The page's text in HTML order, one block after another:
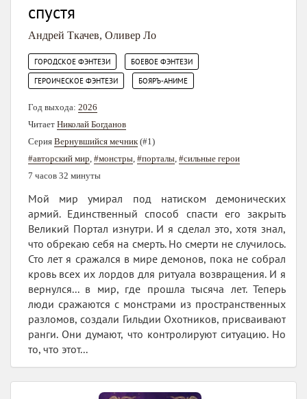
спустя
Андрей Ткачев, Оливер Ло
ГОРОДСКОЕ ФЭНТЕЗИ БОЕВОЕ ФЭНТЕЗИ
ГЕРОИЧЕСКОЕ ФЭНТЕЗИ БОЯРЪ-АНИМЕ
Год выхода: 2026
Читает Николай Богданов
Серия Вернувшийся мечник(#1)
#авторский мир, #монстры, #порталы, #сильные герои
7 часов 32 минуты
Мой мир умирал под натиском демонических
армий. Единственный способ спасти его закрыть
Великий Портал изнутри. И я сделал это, хотя знал,
что обрекаю себя на смерть. Но смерти не случилось.
Сто лет я сражался в мире демонов, пока не собрал
кровь всех их лордов для ритуала возвращения. И я
вернулся... в мир, где прошла тысяча лет. Теперь
люди сражаются с монстрами из пространственных
разломов, создали Гильдии Охотников, присваивают
ранги. Они думают, что контролируют ситуацию. Но
то, что этот...